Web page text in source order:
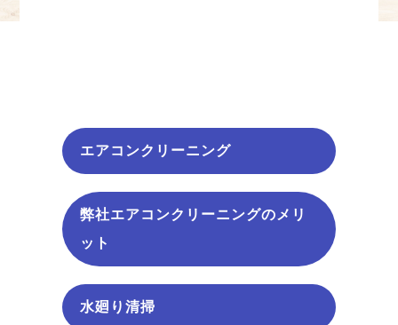
エアコンクリーニング
弊社エアコンクリーニングのメリ
ット
水廻り清掃